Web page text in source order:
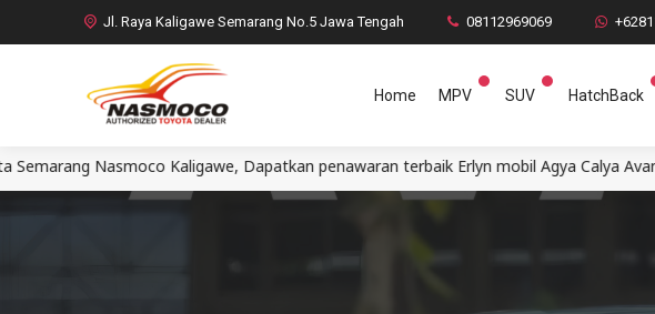
Jl. Raya Kaligawe Semarang No.5 Jawa Tengah 08112969069
Home MPV SUV HatchBack
Dapatkan penawaran terbaik Erlyn mobil Agya Calya Avanza Innova Fortuner